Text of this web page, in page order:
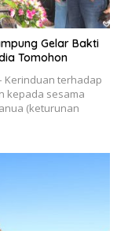
Gelar Bakti
Tomohon
Kerinduan terhadap
kepada sesama
(keturunan